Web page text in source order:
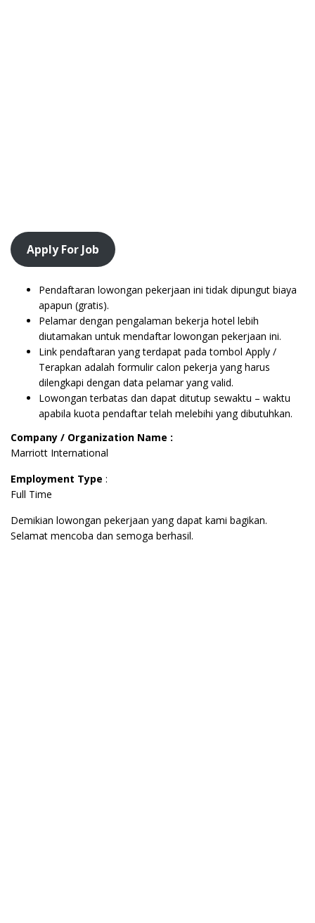
Apply For Job
Pendaftaran lowongan pekerjaan ini tidak dipungut biaya
apapun (gratis).
Pelamar dengan pengalaman bekerja hotel lebih
diutamakan untuk mendaftar lowongan pekerjaan ini.
Link pendaftaran yang terdapat pada tombol Apply /
Terapkan adalah formulir calon pekerja yang harus
dilengkapi dengan data pelamar yang valid.
Lowongan terbatas dan dapat ditutup sewaktu – waktu
apabila kuota pendaftar telah melebihi yang dibutuhkan.
Company / Organization Name :
Marriott International
Employment Type :
Full Time
Demikian lowongan pekerjaan yang dapat kami bagikan.
Selamat mencoba dan semoga berhasil.